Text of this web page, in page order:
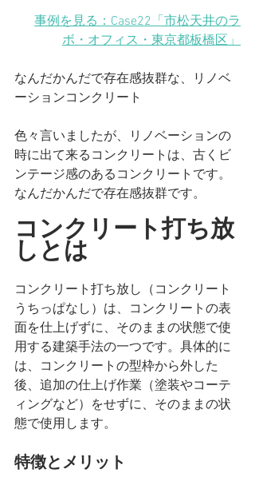
事例を見る：Case22「市松天井のラ
ボ・オフィス・東京都板橋区」
なんだかんだで存在感抜群な、リノベ
ーションコンクリート
色々言いましたが、リノベーションの
時に出て来るコンクリートは、古くビ
ンテージ感のあるコンクリートです。
なんだかんだで存在感抜群です。
コンクリート打ち放
しとは
コンクリート打ち放し（コンクリート
うちっぱなし）は、コンクリートの表
面を仕上げずに、そのままの状態で使
用する建築手法の一つです。具体的に
は、コンクリートの型枠から外した
後、追加の仕上げ作業（塗装やコーテ
ィングなど）をせずに、そのままの状
態で使用します。
特徴とメリット